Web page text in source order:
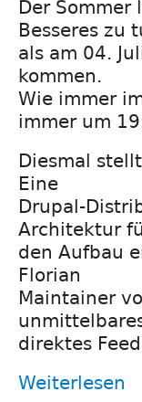
Der Sommer
Besseres zu
als am 04.
kommen.
Wie immer
immer um
Diesmal
Eine
Drupal-
Architektur
den Aufbau
Florian
Maintainer
direktes
Weiterlesen